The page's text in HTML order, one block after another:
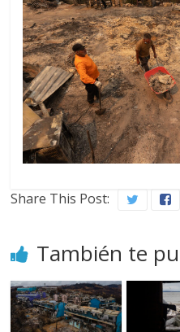
Share This Post:
También te